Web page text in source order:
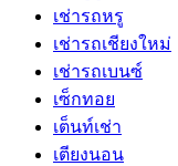
เช่ารถหรู
เช่ารถเชียงใหม่
เช่ารถเบนซ์
เซ็กทอย
เต็นท์เช่า
เตียงนอน